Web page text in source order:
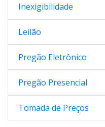
Inexigibilidade
Leilão
Pregão Eletrônico
Pregão Presencial
Tomada de Preços